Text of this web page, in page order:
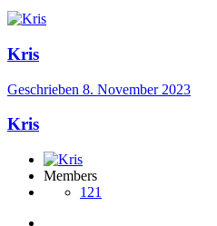
Kris
Geschrieben 8. November 2023
Kris
Members
121